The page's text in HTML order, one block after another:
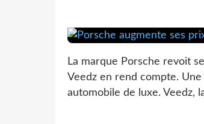
La marque Porsche revoit
Veedz en rend compte.
automobile de luxe. Veedz,